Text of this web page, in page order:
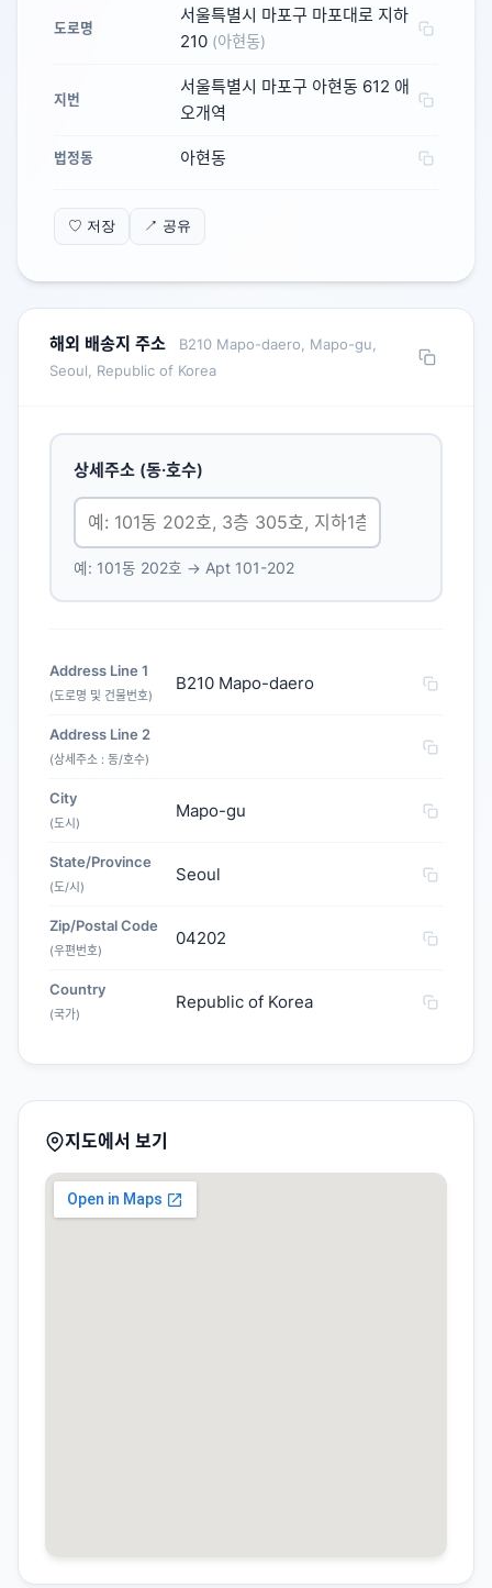
도로명
서울특별시 마포구 마포대로 지하
210 (아현동)
지번
서울특별시 마포구 아현동 612 애
오개역
법정동 아현동
♡ 저장 ↗ 공유
해외 배송지 주소
B210 Mapo-daero, Mapo-gu,
Seoul, Republic of Korea
상세주소 (동·호수)
예: 101동 202호 → Apt 101-202
Address Line 1
(도로명 및 건물번호)
B210 Mapo-daero
Address Line 2
(상세주소 : 동/호수)
City
(도시)
Mapo-gu
State/Province
(도/시)
Seoul
Zip/Postal Code
(우편번호)
04202
Country
(국가)
Republic of Korea
지도에서 보기